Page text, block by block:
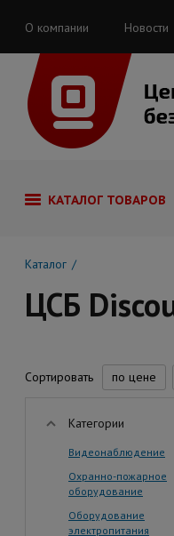
О компании Новости
КАТАЛОГ ТОВАРОВ
Каталог
ЦСБ
Сортировать по цене
Категории
Видеонаблюдение
Охранно-пожарное
оборудование
Оборудование
электропитания